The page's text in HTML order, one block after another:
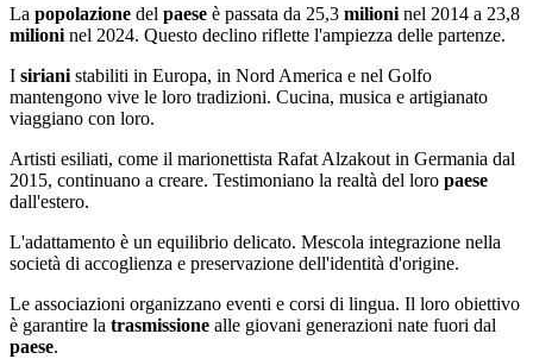
La popolazione del paese è passata da 25,3 milioni nel 2014 a 23,8
milioni nel 2024. Questo declino riflette l'ampiezza delle partenze.
I siriani stabiliti in Europa, in Nord America e nel Golfo
mantengono vive le loro tradizioni. Cucina, musica e artigianato
viaggiano con loro.
Artisti esiliati, come il marionettista Rafat Alzakout in Germania dal
2015, continuano a creare. Testimoniano la realtà del loro paese
dall'estero.
L'adattamento è un equilibrio delicato. Mescola integrazione nella
società di accoglienza e preservazione dell'identità d'origine.
Le associazioni organizzano eventi e corsi di lingua. Il loro obiettivo
è garantire la trasmissione alle giovani generazioni nate fuori dal
paese.